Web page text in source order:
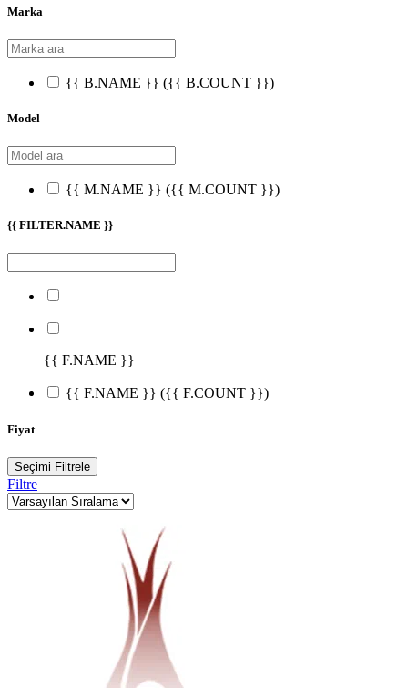
Marka
{{ B.NAME }} ({{ B.COUNT }})
Model
{{ M.NAME }} ({{ M.COUNT }})
{{ FILTER.NAME }}
{{ F.NAME }}
{{ F.NAME }} ({{ F.COUNT }})
Fiyat
Seçimi Filtrele
Filtre